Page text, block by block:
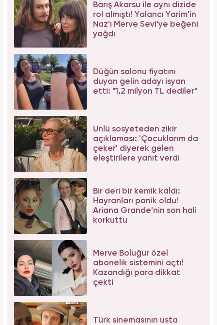
Barış Akarsu ile aynı dizide
rol almıştı! Yalancı Yarim'in
Naz'ı Merve Sevi'ye beğeni
yağdı
Düğün salonu fiyatını
duyan gelin adayı isyan
etti: "1,2 milyon TL dediler"
Ünlü sosyeteden zikir
açıklaması: 'Çocuklarım da
çeker' diyerek gelen
eleştirilere yanıt verdi
Bir deri bir kemik kaldı:
Hayranları panik oldu!
Ariana Grande'nin son hali
korkuttu
Merve Boluğur özel
abonelik sistemini açtı!
Kazandığı para dikkat
çekti
Türk sinemasının usta